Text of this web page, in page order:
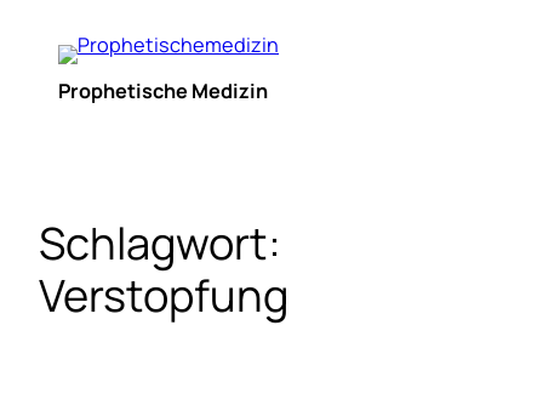
Inhalt
springenProphetische Medizin
Schlagwort:
Verstopfung